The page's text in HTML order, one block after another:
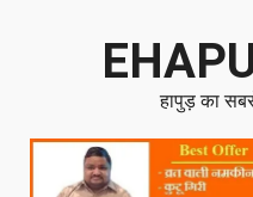
हापुड़ का